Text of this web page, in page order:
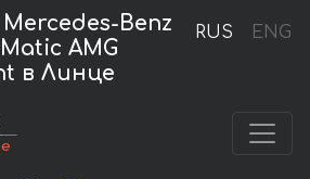
RUS ENG
Benz
AMG
в Линце